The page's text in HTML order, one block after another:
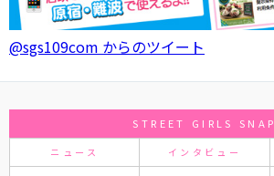
@sgs109com からのツイート
STREET GIRLS SNAP
ニュース インタビュー